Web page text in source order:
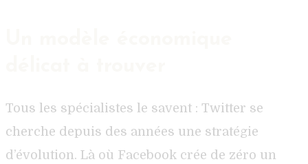
Tous les spécialistes le savent : Twitter se
cherche depuis des années une stratégie
d’évolution. Là où Facebook crée de zéro un